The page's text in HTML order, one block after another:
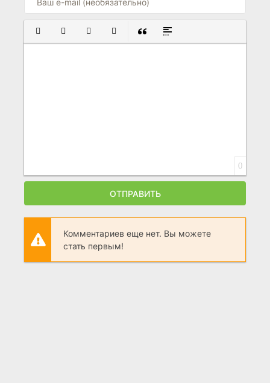
ПОЛУЖИРНЫЙ
КУРСИВПОДЧЕРКНУТЫЙ
ЗАЧЕРКНУТЫЙ
ВСТАВКА ЦИТАТЫ
ВСТАВКА СПОЙЛЕРА
0
ОТПРАВИТЬ
Комментариев еще нет. Вы можете
стать первым!